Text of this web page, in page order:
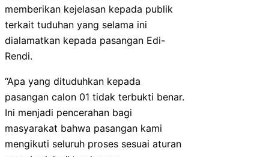
memberikan kejelasan kepada publik
terkait tuduhan yang selama ini
dialamatkan kepada pasangan Edi-
Rendi.
“Apa yang dituduhkan kepada
pasangan calon 01 tidak terbukti benar.
Ini menjadi pencerahan bagi
masyarakat bahwa pasangan kami
mengikuti seluruh proses sesuai aturan